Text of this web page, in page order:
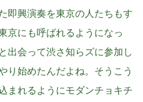
即興演奏を東京の人たちもす
京にも呼ばれるようになっ
出会って渋さ知らズに参加し
り始めたんだよね。そうこう
まれるようにモダンチョキチ